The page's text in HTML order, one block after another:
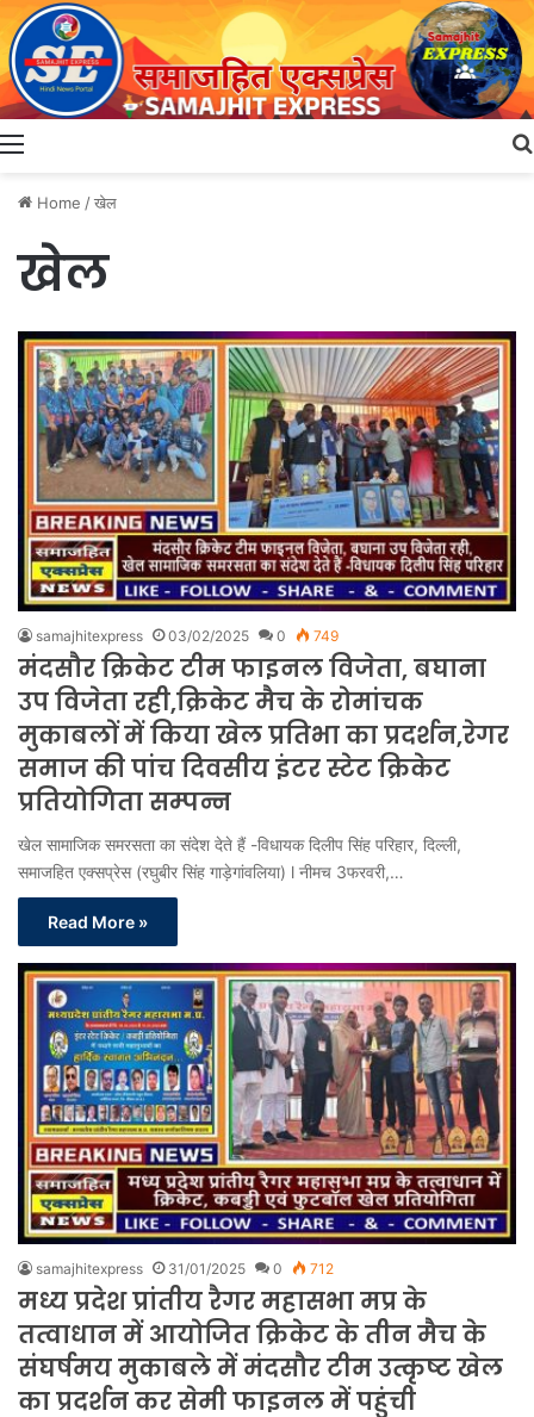
Menu
Home /खेल
खेल
samajhitexpress 03/02/2025 0 749
मंदसौर क्रिकेट टीम फाइनल विजेता, बघाना
उप विजेता रही,क्रिकेट मैच के रोमांचक
मुकाबलों में किया खेल प्रतिभा का प्रदर्शन,रेगर
समाज की पांच दिवसीय इंटर स्टेट क्रिकेट
प्रतियोगिता सम्पन्न
खेल सामाजिक समरसता का संदेश देते हैं -विधायक दिलीप सिंह परिहार, दिल्ली,
समाजहित एक्सप्रेस (रघुबीर सिंह गाड़ेगांवलिया) l नीमच 3फरवरी,…
Read More »
samajhitexpress 31/01/2025 0 712
मध्य प्रदेश प्रांतीय रैगर महासभा मप्र के
तत्वाधान में आयोजित क्रिकेट के तीन मैच के
संघर्षमय मुकाबले में मंदसौर टीम उत्कृष्ट खेल
का प्रदर्शन कर सेमी फाइनल में पहुंची